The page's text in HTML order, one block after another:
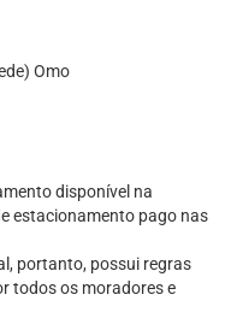
Omo
disponível na
estacionamento pago nas
portanto, possui regras
todos os moradores e